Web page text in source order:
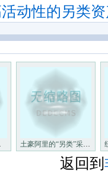
动性的另类
年 土豪阿里的“另类”采购非主流
返回到